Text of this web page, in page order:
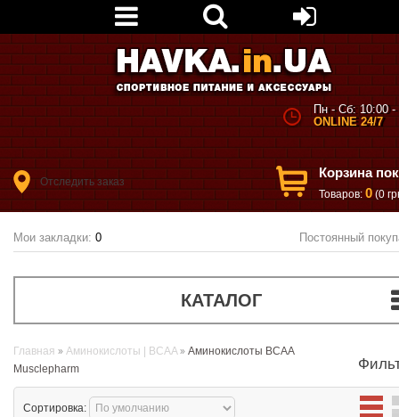
Пн - Сб: 10:00 -
ONLINE 24/7
Корзина
Товаров: 0 (0
Отследить заказ
Мои закладки: 0 Постоянный
КАТАЛОГ
Главная Аминокислоты | BCAA
Аминокислоты BCAA
Musclepharm
Сортировка: